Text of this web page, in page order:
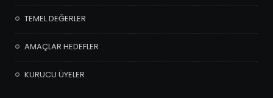
TEMEL DEĞERLER
AMAÇLAR HEDEFLER
KURUCU ÜYELER